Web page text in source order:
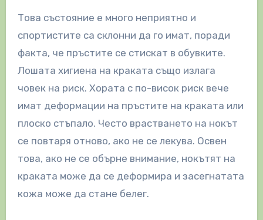
Това състояние е много неприятно и
спортистите са склонни да го имат, поради
факта, че пръстите се стискат в обувките.
Лошата хигиена на краката също излага
човек на риск. Хората с по-висок риск вече
имат деформации на пръстите на краката или
плоско стъпало. Често врастването на нокът
се повтаря отново, ако не се лекува. Освен
това, ако не се обърне внимание, нокътят на
краката може да се деформира и засегнатата
кожа може да стане белег.